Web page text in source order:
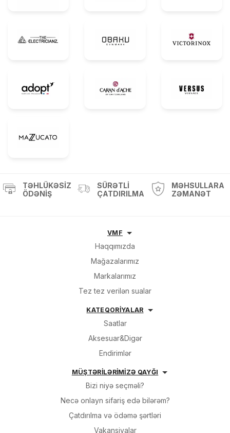
TƏHLÜKƏSIZ
ÖDƏNIŞ
SÜRƏTLI
ÇATDIRILMA
MƏHSULLARA
ZƏMANƏT
VMF
Haqqımızda
Mağazalarımız
Markalarımız
Tez tez verilən sualar
KATEQORİYALAR
Saatlar
Aksesuar&Digər
Endirimlər
MÜŞTƏRİLƏRİMİZƏ QAYĞI
Bizi niyə seçməli?
Necə onlayn sifariş edə bilərəm?
Çatdırılma və ödəmə şərtləri
Vakansiyalar